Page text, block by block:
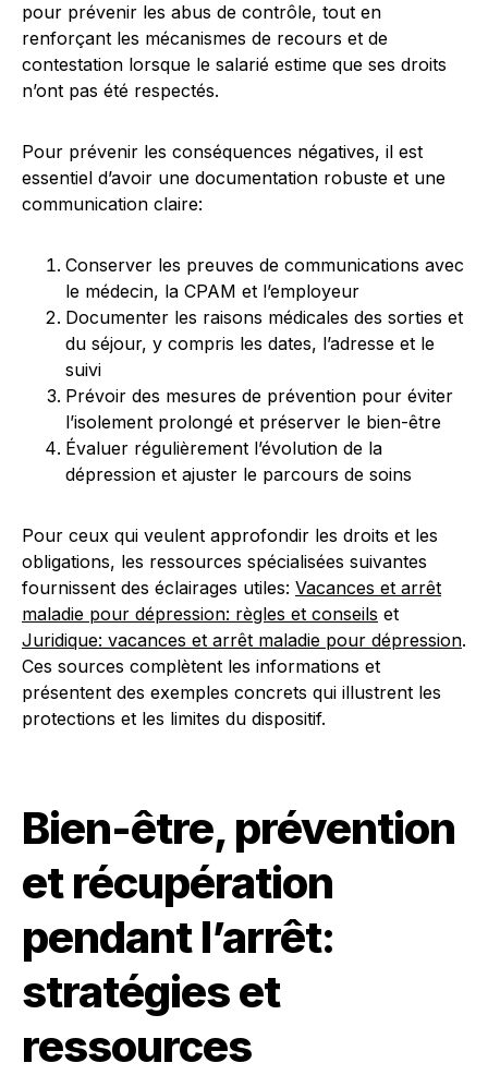
pour prévenir les abus de contrôle, tout en
renforçant les mécanismes de recours et de
contestation lorsque le salarié estime que ses droits
n’ont pas été respectés.
Pour prévenir les conséquences négatives, il est
essentiel d’avoir une documentation robuste et une
communication claire:
Conserver les preuves de communications avec
le médecin, la CPAM et l’employeur
Documenter les raisons médicales des sorties et
du séjour, y compris les dates, l’adresse et le
suivi
Prévoir des mesures de prévention pour éviter
l’isolement prolongé et préserver le bien-être
Évaluer régulièrement l’évolution de la
dépression et ajuster le parcours de soins
Pour ceux qui veulent approfondir les droits et les
obligations, les ressources spécialisées suivantes
fournissent des éclairages utiles: Vacances et arrêt
maladie pour dépression: règles et conseils et
Juridique: vacances et arrêt maladie pour dépression.
Ces sources complètent les informations et
présentent des exemples concrets qui illustrent les
protections et les limites du dispositif.
Bien-être, prévention
et récupération
pendant l’arrêt:
stratégies et
ressources